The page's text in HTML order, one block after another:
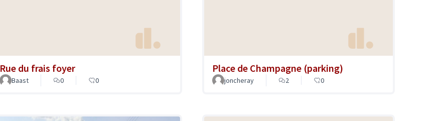
Rue du frais foyer
Baast 0 0
Place de Champagne (parking)
joncheray 2 0